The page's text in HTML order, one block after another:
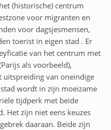
(historische) centrum
voor migranten en
voor dagsjesmensen,
toerist in eigen stad . Er
van het centrum met
als voorbeeld),
van oneindige
wordt in zijn moeizame
tijdperk met beide
Het zijn niet eens keuzes
daaraan. Beide zijn